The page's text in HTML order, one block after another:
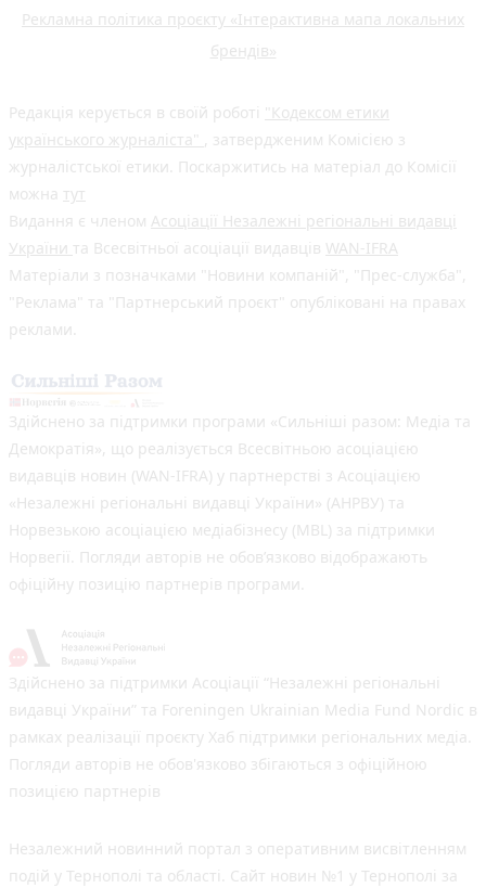
Рекламна політика проєкту «Інтерактивна мапа локальних
брендів»
Редакція керується в своїй роботі "Кодексом етики
українського журналіста" , затвердженим Комісією з
журналістської етики. Поскаржитись на матеріал до Комісії
можна тут
Видання є членом Асоціації Незалежні регіональні видавці
України та Всесвітньої асоціації видавців WAN-IFRA
Матеріали з позначками "Новини компаній", "Прес-служба",
"Реклама" та "Партнерський проєкт" опубліковані на правах
реклами.
Здійснено за підтримки програми «Сильніші разом: Медіа та
Демократія», що реалізується Всесвітньою асоціацією
видавців новин (WAN-IFRA) у партнерстві з Асоціацією
«Незалежні регіональні видавці України» (АНРВУ) та
Норвезькою асоціацією медіабізнесу (MBL) за підтримки
Норвегії. Погляди авторів не обов’язково відображають
офіційну позицію партнерів програми.
Здійснено за підтримки Асоціації “Незалежні регіональні
видавці України” та Foreningen Ukrainian Media Fund Nordic в
рамках реалізації проєкту Хаб підтримки регіональних медіа.
Погляди авторів не обов'язково збігаються з офіційною
позицією партнерів
Незалежний новинний портал з оперативним висвітленням
подій у Тернополі та області. Сайт новин №1 у Тернополі за